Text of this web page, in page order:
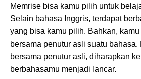
Memrise bisa kamu pilih untuk
Selain bahasa Inggris, terdapat
yang bisa kamu pilih. Bahkan,
bersama penutur asli suatu
bersama penutur asli, diharapkan
berbahasamu menjadi lancar.